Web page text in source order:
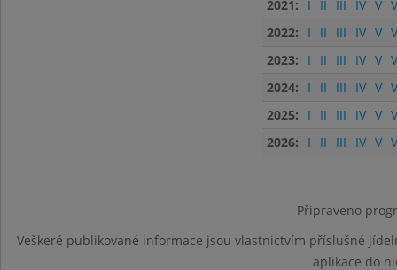
2021:
I II III IV V
2022:
I II III IV V
2023:
I II III IV V
2024:
I II III IV V
2025:
I II III IV V
2026:
I II III IV V
Připraveno
Veškeré publikované informace jsou vlastnictvím příslušné
aplikace do